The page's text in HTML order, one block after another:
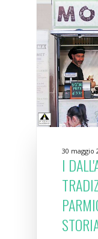
30 maggio
I